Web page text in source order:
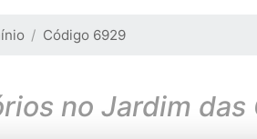
Código 6929
no Jardim das